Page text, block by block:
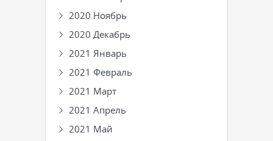
2020 Ноябрь
2020 Декабрь
2021 Январь
2021 Февраль
2021 Март
2021 Апрель
2021 Май